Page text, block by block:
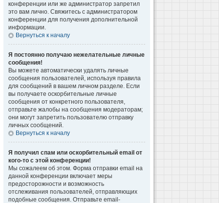
конференции или же администратор запретил
это вам лично. Свяжитесь с администратором
конференции для получения дополнительной
информации.
Вернуться к началу
Я постоянно получаю нежелательные личные
сообщения!
Вы можете автоматически удалять личные
сообщения пользователей, используя правила
для сообщений в вашем личном разделе. Если
вы получаете оскорбительные личные
сообщения от конкретного пользователя,
отправьте жалобы на сообщения модераторам;
они могут запретить пользователю отправку
личных сообщений.
Вернуться к началу
Я получил спам или оскорбительный email от
кого-то с этой конференции!
Мы сожалеем об этом. Форма отправки email на
данной конференции включает меры
предосторожности и возможность
отслеживания пользователей, отправляющих
подобные сообщения. Отправьте email-